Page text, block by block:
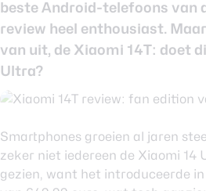
beste Android-telefoons van
review heel enthousiast.
van uit, de Xiaomi 14T: doet
Ultra?
Smartphones groeien al jaren
zeker niet iedereen de Xiaomi 14
gezien, want het introduceerde